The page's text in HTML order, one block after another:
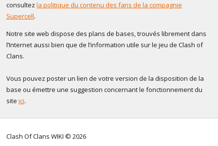
consultez la politique du contenu des fans de la compagnie
Supercell.
Notre site web dispose des plans de bases, trouvés librement dans
l’Internet aussi bien que de l’information utile sur le jeu de Clash of
Clans.
Vous pouvez poster un lien de votre version de la disposition de la
base ou émettre une suggestion concernant le fonctionnement du
site ici.
Clash Of Clans WIKI © 2026